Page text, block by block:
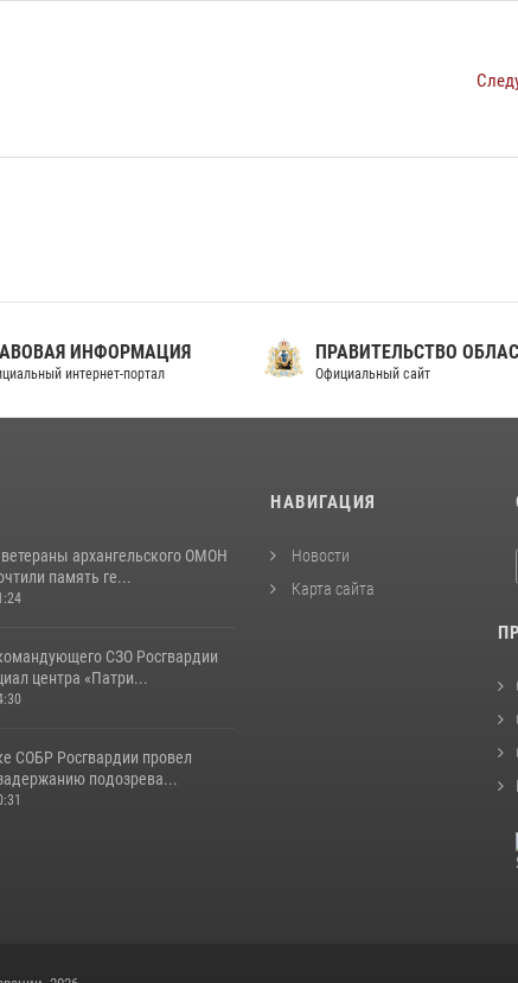
ИНФОРМАЦИЯ
интернет-портал
ПРАВИТЕЛЬСТВО
Официальный сайт
архангельского ОМОН
память ге...
СЗО Росгвардии
центра «Патри...
СОБР Росгвардии провел
подозрева...
НАВИГАЦИЯ
Новости
Карта сайта